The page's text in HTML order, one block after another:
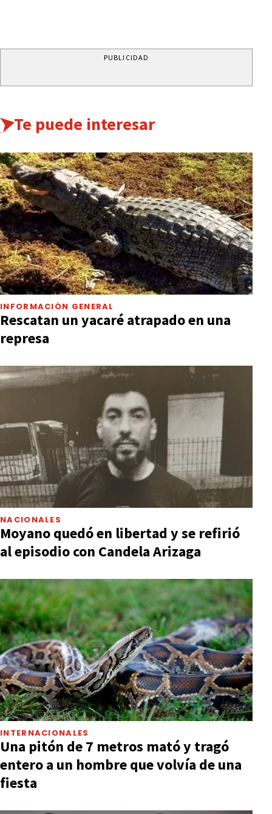
PUBLICIDAD
Te puede interesar
INFORMACIÓN GENERAL
Rescatan un yacaré atrapado en una
represa
NACIONALES
Moyano quedó en libertad y se refirió
al episodio con Candela Arizaga
INTERNACIONALES
Una pitón de 7 metros mató y tragó
entero a un hombre que volvía de una
fiesta